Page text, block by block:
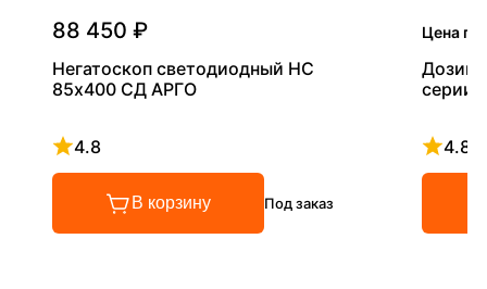
88 450 ₽
Негатоскоп светодиодный НС
85х400 СД АРГО
4.8
Рейтинг 4.8 из 5
В корзину Под заказ
Цена по
серии
4.8